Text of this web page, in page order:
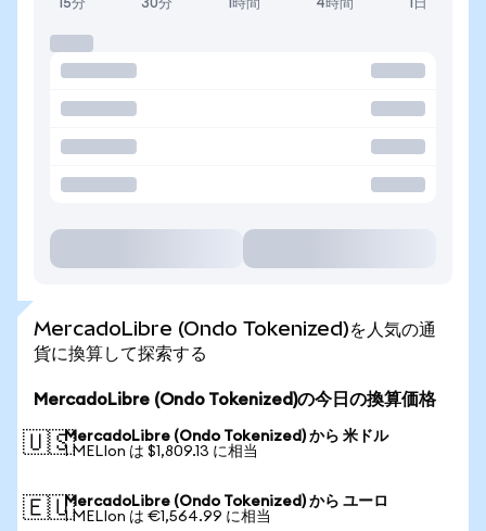
15分 30分 1時間 4時間 1日
MercadoLibre (Ondo Tokenized)を人気の通
貨に換算して探索する
MercadoLibre (Ondo Tokenized)の今日の換算価格
🇺🇸MercadoLibre (Ondo Tokenized) から 米ドル
1 MELIon は $1,809.13 に相当
🇪🇺MercadoLibre (Ondo Tokenized) から ユーロ
1 MELIon は €1,564.99 に相当